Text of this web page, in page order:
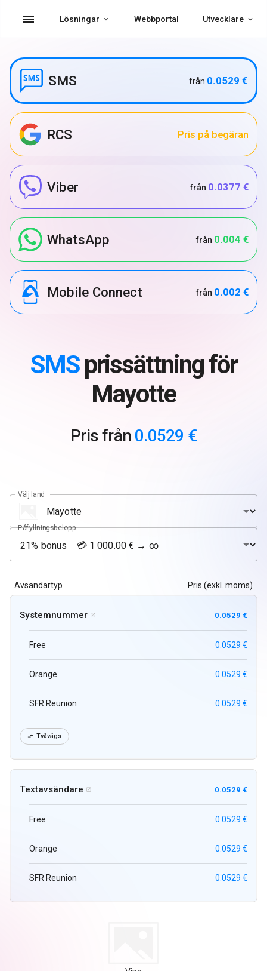
menu Lösningar Webbportal Utvecklare
SMS från 0.0529 €
RCS Pris på begäran
Viber från 0.0377 €
WhatsApp från 0.004 €
Mobile Connect från 0.002 €
SMSprissättning för
Mayotte
Pris från 0.0529 €
Välj land
Påfyllningsbelopp
Avsändartyp Pris (exkl. moms)
Systemnummer  0.0529 €
Free 0.0529 €
Orange 0.0529 €
SFR Reunion 0.0529 €
 Tvåvägs
Textavsändare  0.0529 €
Free 0.0529 €
Orange 0.0529 €
SFR Reunion 0.0529 €